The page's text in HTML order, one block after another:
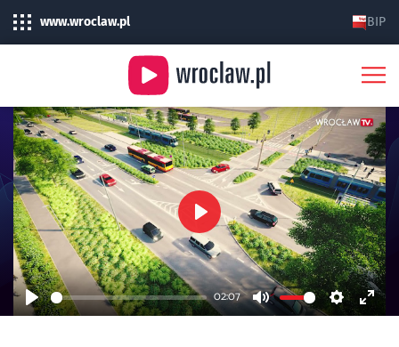
www.wroclaw.pl BIP
Play
02:07
Mute SettingsEnter
Play